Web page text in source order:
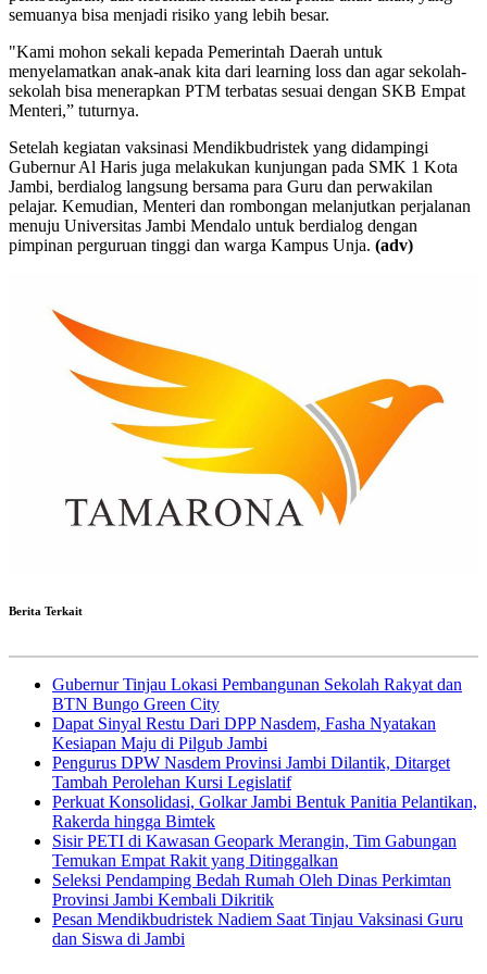
semuanya bisa menjadi risiko yang lebih besar.
"Kami mohon sekali kepada Pemerintah Daerah untuk
menyelamatkan anak-anak kita dari learning loss dan agar sekolah-
sekolah bisa menerapkan PTM terbatas sesuai dengan SKB Empat
Menteri,” tuturnya.
Setelah kegiatan vaksinasi Mendikbudristek yang didampingi
Gubernur Al Haris juga melakukan kunjungan pada SMK 1 Kota
Jambi, berdialog langsung bersama para Guru dan perwakilan
pelajar. Kemudian, Menteri dan rombongan melanjutkan perjalanan
menuju Universitas Jambi Mendalo untuk berdialog dengan
pimpinan perguruan tinggi dan warga Kampus Unja. (adv)
Berita Terkait
Gubernur Tinjau Lokasi Pembangunan Sekolah Rakyat dan
BTN Bungo Green City
Dapat Sinyal Restu Dari DPP Nasdem, Fasha Nyatakan
Kesiapan Maju di Pilgub Jambi
Pengurus DPW Nasdem Provinsi Jambi Dilantik, Ditarget
Tambah Perolehan Kursi Legislatif
Perkuat Konsolidasi, Golkar Jambi Bentuk Panitia Pelantikan,
Rakerda hingga Bimtek
Sisir PETI di Kawasan Geopark Merangin, Tim Gabungan
Temukan Empat Rakit yang Ditinggalkan
Seleksi Pendamping Bedah Rumah Oleh Dinas Perkimtan
Provinsi Jambi Kembali Dikritik
Pesan Mendikbudristek Nadiem Saat Tinjau Vaksinasi Guru
dan Siswa di Jambi